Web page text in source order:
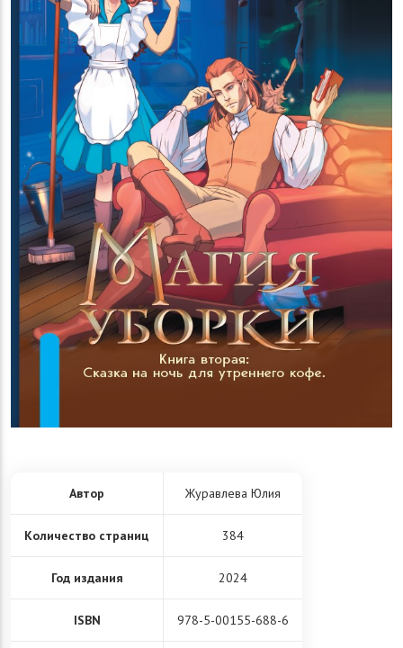
Автор Журавлева Юлия
Количество страниц 384
Год издания 2024
ISBN 978-5-00155-688-6